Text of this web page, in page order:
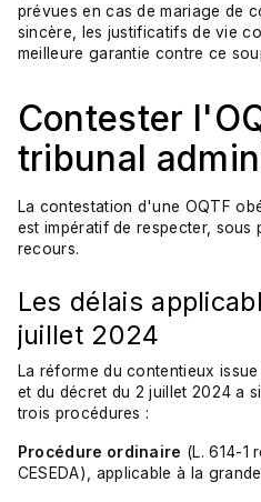
prévues en cas de mariage de
sincère, les justificatifs de vie
meilleure garantie contre ce
Contester
tribunal
La contestation d'une OQTF
est impératif de respecter, sous
recours.
Les délais
juillet 2024
La réforme du contentieux
et du décret du 2 juillet 2024 a
trois procédures :
Procédure ordinaire (L. 614-1
CESEDA), applicable à la